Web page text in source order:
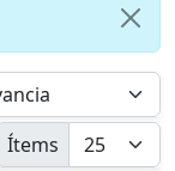
Ítems